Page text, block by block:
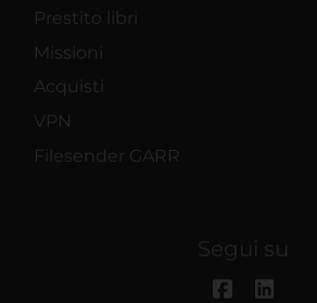
Prestito libri
Missioni
Acquisti
VPN
Filesender GARR
Segui su